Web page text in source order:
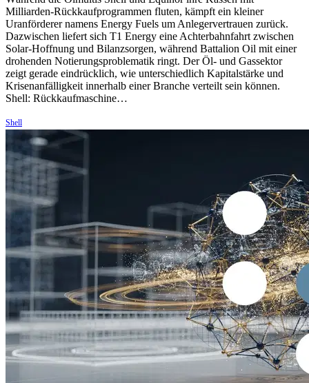
Milliarden-Rückkaufprogrammen fluten, kämpft ein kleiner
Uranförderer namens Energy Fuels um Anlegervertrauen zurück.
Dazwischen liefert sich T1 Energy eine Achterbahnfahrt zwischen
Solar-Hoffnung und Bilanzsorgen, während Battalion Oil mit einer
drohenden Notierungsproblematik ringt. Der Öl- und Gassektor
zeigt gerade eindrücklich, wie unterschiedlich Kapitalstärke und
Krisenanfälligkeit innerhalb einer Branche verteilt sein können.
Shell: Rückkaufmaschine…
Shell